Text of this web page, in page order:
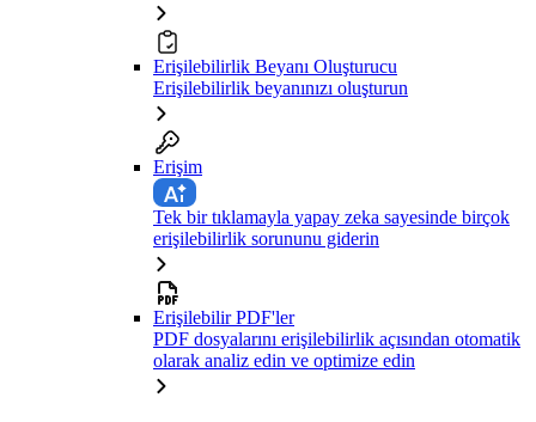
Erişilebilirlik Beyanı Oluşturucu
Erişilebilirlik beyanınızı oluşturun
Erişim
Tek bir tıklamayla yapay zeka sayesinde birçok
erişilebilirlik sorununu giderin
Erişilebilir PDF'ler
PDF dosyalarını erişilebilirlik açısından otomatik
olarak analiz edin ve optimize edin